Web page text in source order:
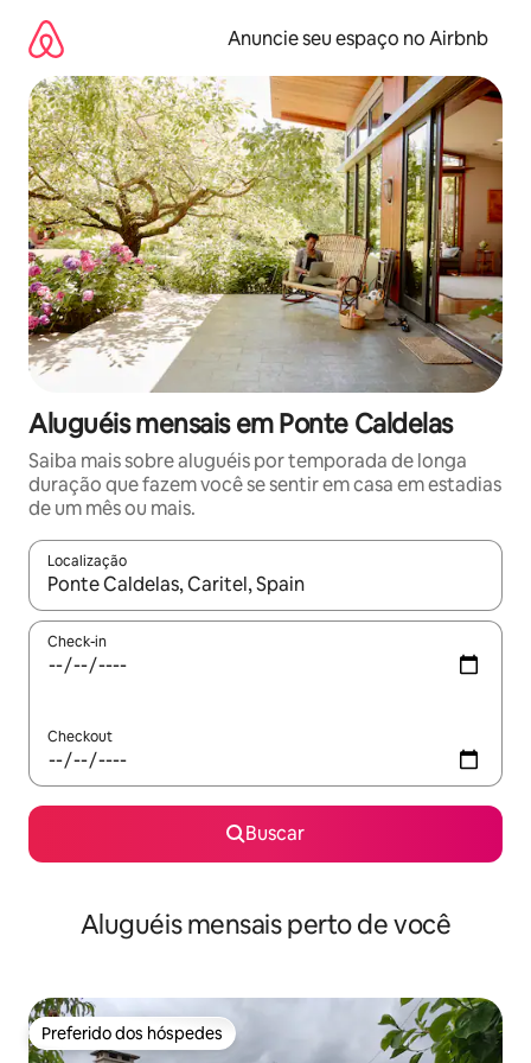
para
conteúdo
Anuncie seu espaço no Airbnb
Aluguéis mensais em Ponte Caldelas
Saiba mais sobre aluguéis por temporada de longa
duração que fazem você se sentir em casa em estadias
de um mês ou mais.
Localização
Quando os resultados estiverem disponíveis, explore-os
Check-in
Checkout
Buscar
Aluguéis mensais perto de você
Preferido dos hóspedes
Preferido dos hóspedes